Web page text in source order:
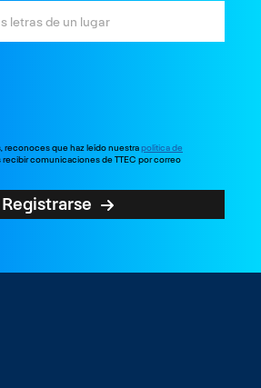
reconoces que haz leído nuestrapolítica de
recibir comunicaciones de TTEC por correo
Registrarse